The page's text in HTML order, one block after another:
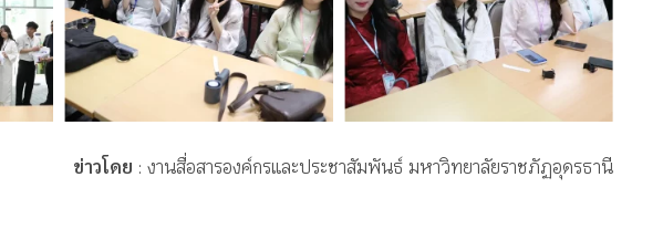
ข่าวโดย : งานสื่อสารองค์กรและประชาสัมพันธ์ มหาวิทยาลัยราชภัฏอุดรธานี